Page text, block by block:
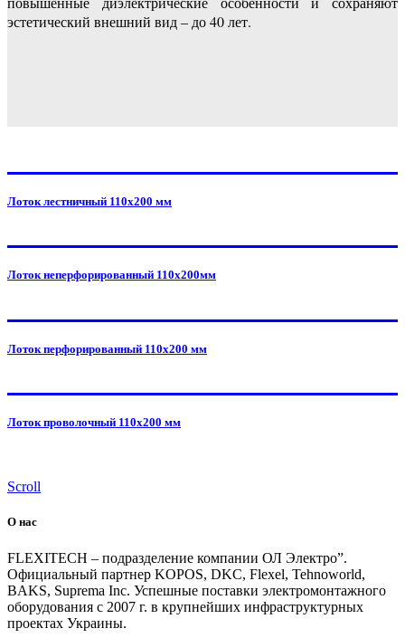
эстетический внешний вид – до 40 лет.
Лоток лестничный 110x200 мм
Лоток неперфорированный 110x200мм
Лоток перфорированный 110x200 мм
Лоток проволочный 110x200 мм
Scroll
О нас
FLEXITECH – подразделение компании ОЛ Электро”.
Официальный партнер KOPOS, DKC, Flexel, Tehnoworld,
BAKS, Suprema Inc. Успешные поставки электромонтажного
оборудования с 2007 г. в крупнейших инфраструктурных
проектах Украины.